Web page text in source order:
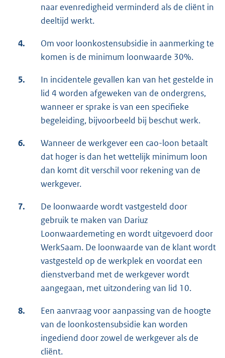
naar evenredigheid verminderd als de cliënt in
deeltijd werkt.
4.
Om voor loonkostensubsidie in aanmerking te
komen is de minimum loonwaarde 30%.
5.
In incidentele gevallen kan van het gestelde in
lid 4 worden afgeweken van de ondergrens,
wanneer er sprake is van een specifieke
begeleiding, bijvoorbeeld bij beschut werk.
6.
Wanneer de werkgever een cao-loon betaalt
dat hoger is dan het wettelijk minimum loon
dan komt dit verschil voor rekening van de
werkgever.
7.
De loonwaarde wordt vastgesteld door
gebruik te maken van Dariuz
Loonwaardemeting en wordt uitgevoerd door
WerkSaam. De loonwaarde van de klant wordt
vastgesteld op de werkplek en voordat een
dienstverband met de werkgever wordt
aangegaan, met uitzondering van lid 10.
8.
Een aanvraag voor aanpassing van de hoogte
van de loonkostensubsidie kan worden
ingediend door zowel de werkgever als de
cliënt.